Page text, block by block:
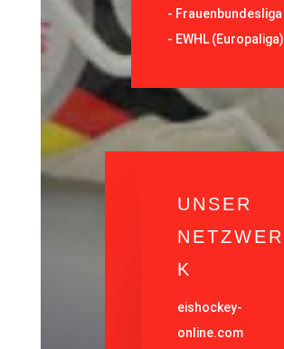
- Frauenbundesliga
- EWHL (Europaliga)
UNSER
NETZWER
K
eishockey-
online.com